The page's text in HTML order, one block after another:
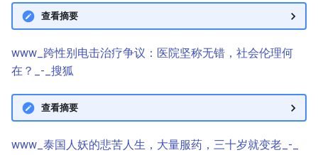
查看摘要
www_跨性别电击治疗争议：医院坚称无错，社会伦理何
在？_-_搜狐
查看摘要
www_泰国人妖的悲苦人生，大量服药，三十岁就变老_-_